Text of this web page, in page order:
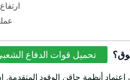
تحميل قوات الدفاع
أنظمة حاقن الوقود